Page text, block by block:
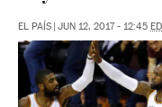
EL PAÍS | JUN 12, 2017 - 12:45